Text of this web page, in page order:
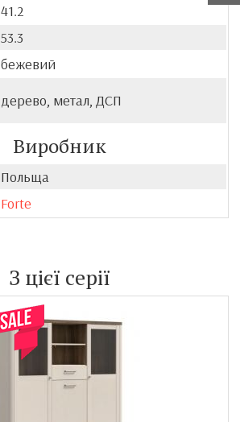
41.2
53.3
бежевий
дерево, метал, ДСП
Виробник
Польща
Forte
З цієї серії